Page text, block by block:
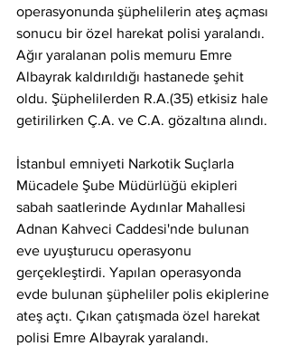
operasyonunda şüphelilerin ateş açması
sonucu bir özel harekat polisi yaralandı.
Ağır yaralanan polis memuru Emre
Albayrak kaldırıldığı hastanede şehit
oldu. Şüphelilerden R.A.(35) etkisiz hale
getirilirken Ç.A. ve C.A. gözaltına alındı.
İstanbul emniyeti Narkotik Suçlarla
Mücadele Şube Müdürlüğü ekipleri
sabah saatlerinde Aydınlar Mahallesi
Adnan Kahveci Caddesi'nde bulunan
eve uyuşturucu operasyonu
gerçekleştirdi. Yapılan operasyonda
evde bulunan şüpheliler polis ekiplerine
ateş açtı. Çıkan çatışmada özel harekat
polisi Emre Albayrak yaralandı.